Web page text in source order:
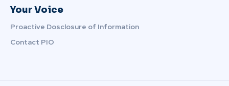
Your Voice
Proactive Dosclosure of Information
Contact PIO